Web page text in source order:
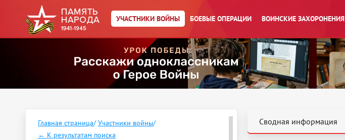
УЧАСТНИКИ ВОЙНЫ БОЕВЫЕ ОПЕРАЦИИ ВОИНСКИЕ ЗАХОРОНЕНИЯ
Главная страница/ Участники войны/
← К результатам поиска
Сводная информация